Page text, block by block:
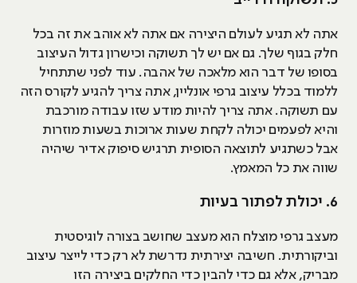
אתה לא תגיע לעולם היצירה אם אתה לא אוהב את זה בכל
חלק בגוף שלך. גם אם יש לך תשוקה וכישרון גדול העיצוב
בסופו של דבר הוא מלאכה של אהבה. עוד לפני שתתחיל
ללמוד בכלל עיצוב גרפי אונליין, אתה צריך להגיע לקורס הזה
עם תשוקה. אתה צריך להיות מודע שזו עבודה מורכבת
והיא לפעמים יכולה לקחת שעות ארוכות בשעות מוזרות
אבל כשתגיע לתוצאה הסופית תרגיש סיפוק אדיר שיהיה
שווה את כל המאמץ.
6. יכולת לפתור בעיות
מעצב גרפי מוצלח הוא מעצב שחושב בצורה לוגיסטית
וביקורתית. חשיבה יצירתית נדרשת לא רק כדי לייצר עיצוב
מבריק, אלא גם כדי להבין כדי החלקים ביצירה הזו